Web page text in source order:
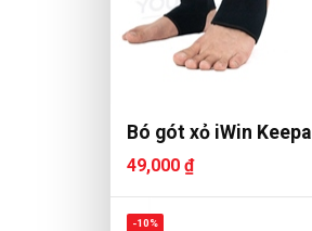
Bó gót xỏ iWin Keepa
49,000 ₫
-10%